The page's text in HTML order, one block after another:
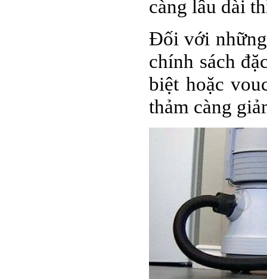
càng lâu dài
Đối với những
chính sách
biệt hoặc
thảm càng